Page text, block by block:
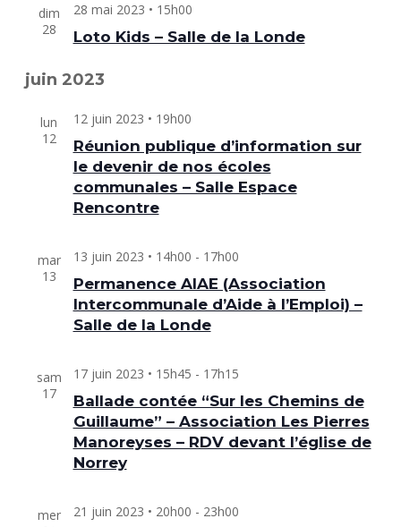
dim
28
Loto Kids – Salle de la Londe
28 mai 2023 • 15h00
juin 2023
lun
12
Réunion publique d’information sur
le devenir de nos écoles
communales – Salle Espace
Rencontre
12 juin 2023 • 19h00
mar
13
Permanence AIAE (Association
Intercommunale d’Aide à l’Emploi) –
Salle de la Londe
13 juin 2023 • 14h00 - 17h00
sam
17
Ballade contée “Sur les Chemins de
Guillaume” – Association Les Pierres
Manoreyses – RDV devant l’église de
Norrey
17 juin 2023 • 15h45 - 17h15
mer
21 juin 2023 • 20h00 - 23h00